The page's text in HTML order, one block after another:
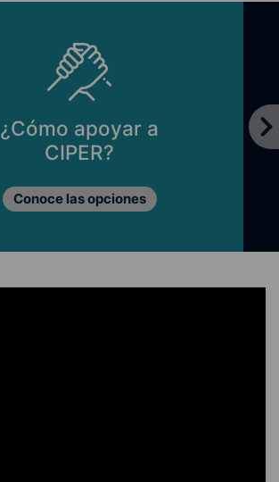
¿Cómo apoyar a
CIPER?
Conoce las opciones